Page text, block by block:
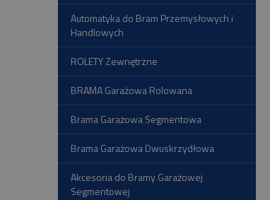
Automatyka do Bram Przemysłowych i
Handlowych
ROLETY Zewnętrzne
BRAMA Garażowa Rolowana
Brama Garażowa Segmentowa
Brama Garażowa Dwuskrzydłowa
Akcesoria do Bramy Garażowej
Segmentowej